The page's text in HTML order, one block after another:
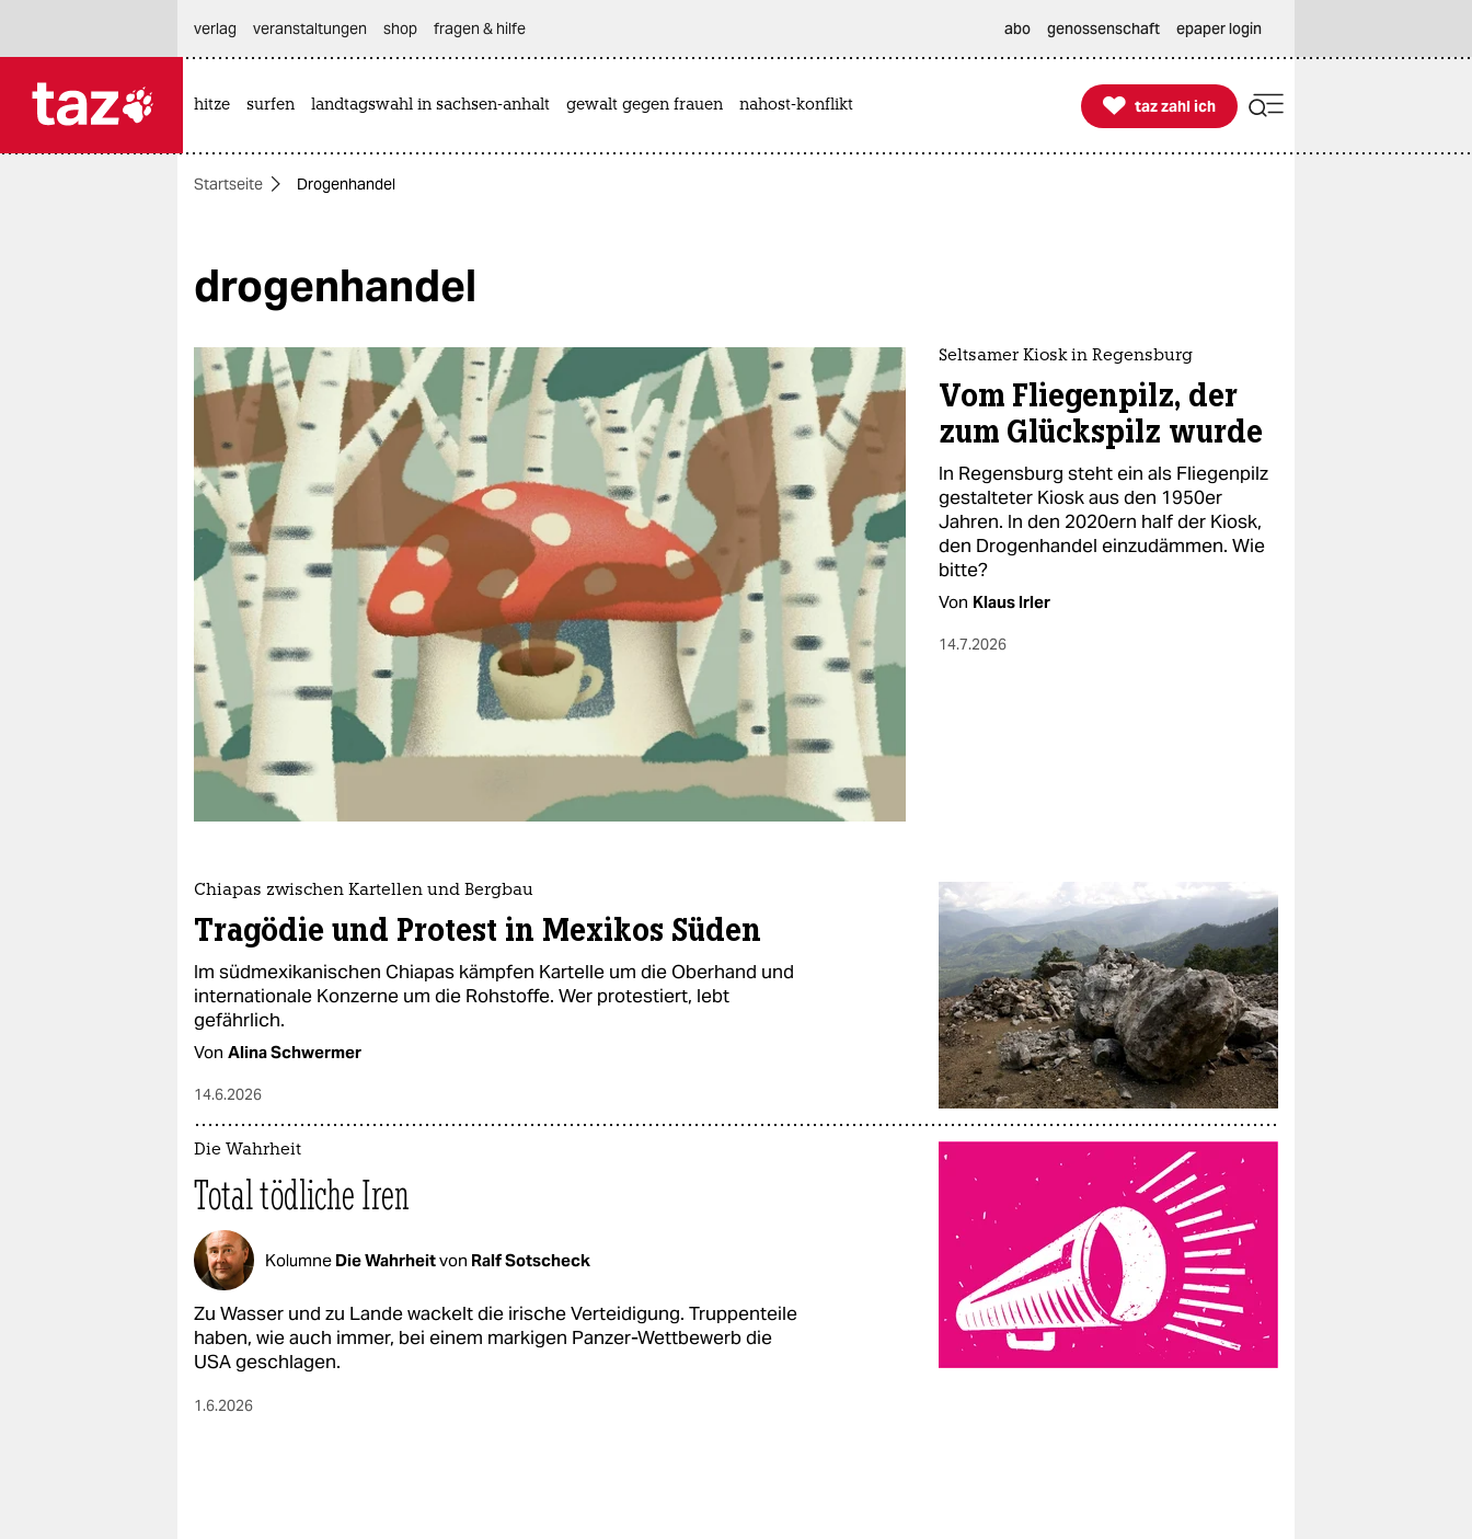
themen
öko
gesellschaft
kultur
sport
berlin
nord
wahrheit
verlag
verlag
veranstaltungen
shop
fragen & hilfe
abo
genossenschaft
epaper login
verlag
veranstaltungen shop fragen & hilfe abo genossenschaft epaper login
hitze surfen landtagswahl in sachsen-anhalt gewalt gegen frauen nahost-konflikt 
taz zahl ich
taz zahl ich
Startseite Drogenhandel
drogenhandel
Seltsamer Kiosk in Regensburg
Vom Fliegenpilz, der
zum Glückspilz wurde
In Regensburg steht ein als Fliegenpilz
gestalteter Kiosk aus den 1950er
Jahren. In den 2020ern half der Kiosk,
den Drogenhandel einzudämmen. Wie
bitte?
Von Klaus Irler
14.7.2026
Chiapas zwischen Kartellen und Bergbau
Tragödie und Protest in Mexikos Süden
Im südmexikanischen Chiapas kämpfen Kartelle um die Oberhand und
internationale Konzerne um die Rohstoffe. Wer protestiert, lebt
gefährlich.
Von Alina Schwermer
14.6.2026
Die Wahrheit
Total tödliche Iren
Kolumne Die Wahrheitvon Ralf Sotscheck
Zu Wasser und zu Lande wackelt die irische Verteidigung. Truppenteile
haben, wie auch immer, bei einem markigen Panzer-Wettbewerb die
USA geschlagen.
1.6.2026